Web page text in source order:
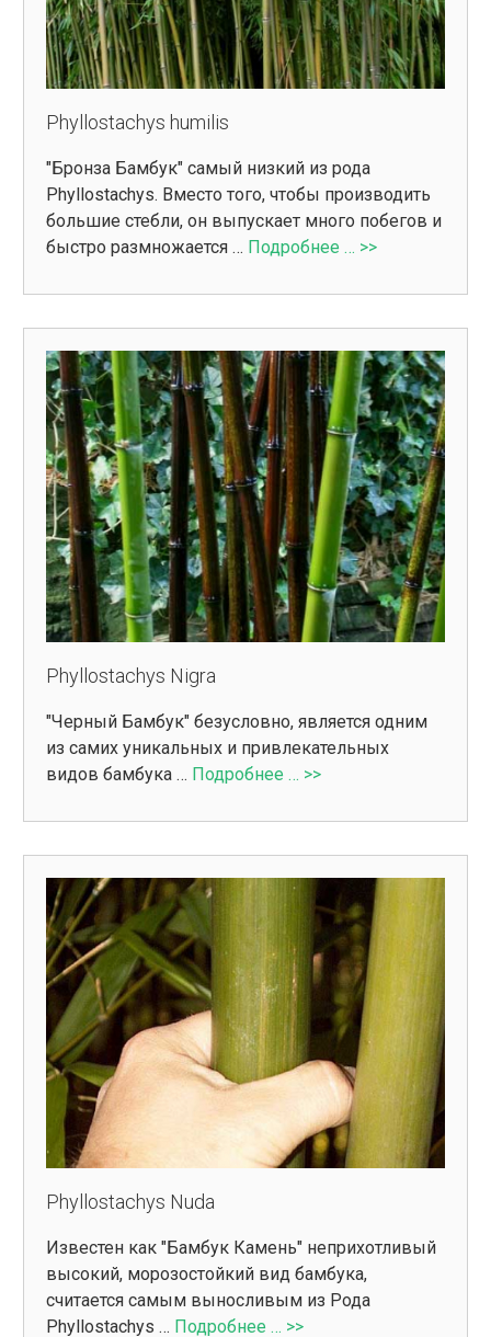
Phyllostachys humilis
"Бронза Бамбук" самый низкий из рода
Phyllostachys. Вместо того, чтобы производить
большие стебли, он выпускает много побегов и
быстро размножается … Подробнее … >>
Phyllostachys Nigra
"Черный Бамбук" безусловно, является одним
из самих уникальных и привлекательных
видов бамбука … Подробнее … >>
Phyllostachys Nuda
Известен как "Бамбук Камень" неприхотливый
высокий, морозостойкий вид бамбука,
считается самым выносливым из Рода
Phyllostachys … Подробнее … >>